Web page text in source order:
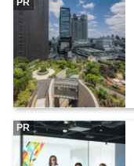
PR
PR